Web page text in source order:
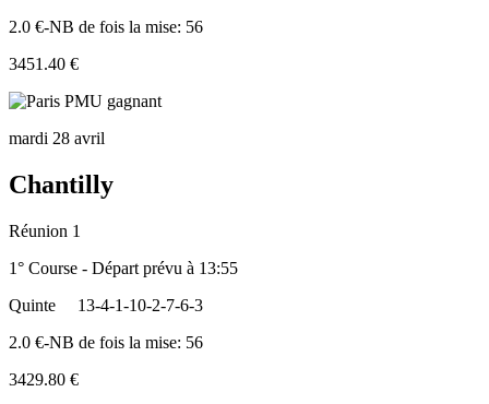
2.0 €-NB de fois la mise: 56
3451.40 €
mardi 28 avril
Chantilly
Réunion 1
1° Course - Départ prévu à 13:55
Quinte
13-4-1-10-2-7-6-3
2.0 €-NB de fois la mise: 56
3429.80 €